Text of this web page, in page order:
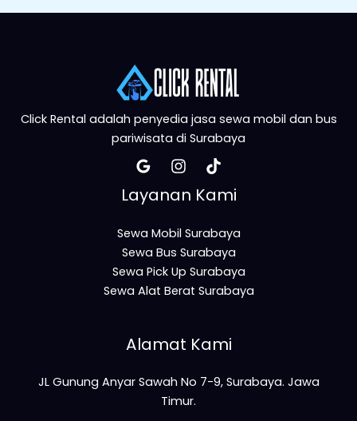
Click Rental adalah penyedia jasa sewa mobil dan bus
pariwisata di Surabaya
Layanan Kami
Sewa Mobil Surabaya
Sewa Bus Surabaya
Sewa Pick Up Surabaya
Sewa Alat Berat Surabaya
Alamat Kami
JL Gunung Anyar Sawah No 7-9, Surabaya. Jawa
Timur.